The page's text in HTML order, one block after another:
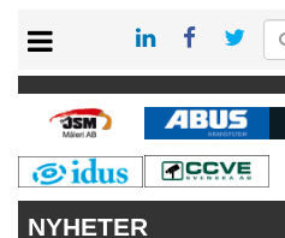
KONTAKT
VÅRA ANDRA MAGASIN
PRENUMERERA
ANNONSERA
NYHETER